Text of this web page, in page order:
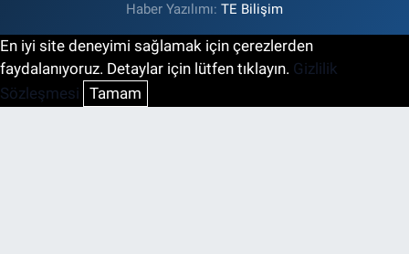
Haber Yazılımı: TE Bilişim
En iyi site deneyimi sağlamak için çerezlerden
faydalanıyoruz. Detaylar için lütfen tıklayın. Gizlilik
Sözleşmesi Tamam